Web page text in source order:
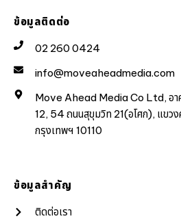
ข้อมูลติดต่อ
02 260 0424
info@moveaheadmedia.com
Move Ahead Media Co Ltd, อา
12, 54 ถนนสุขุมวิท 21(อโศก), แขว
กรุงเทพฯ 10110
ข้อมูลสำคัญ
ติดต่อเรา